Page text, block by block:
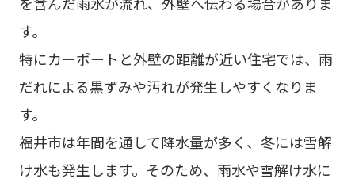
す。
特にカーポートと外壁の距離が近い住宅では、雨
だれによる黒ずみや汚れが発生しやすくなりま
す。
福井市は年間を通して降水量が多く、冬には雪解
け水も発生します。そのため、雨水や雪解け水に